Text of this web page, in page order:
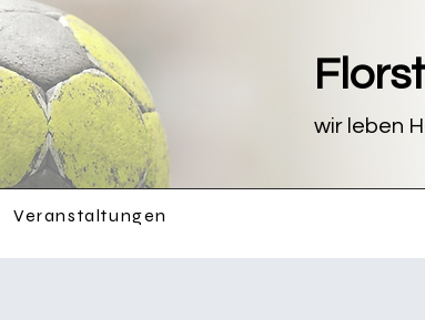
wir leben
Veranstaltungen